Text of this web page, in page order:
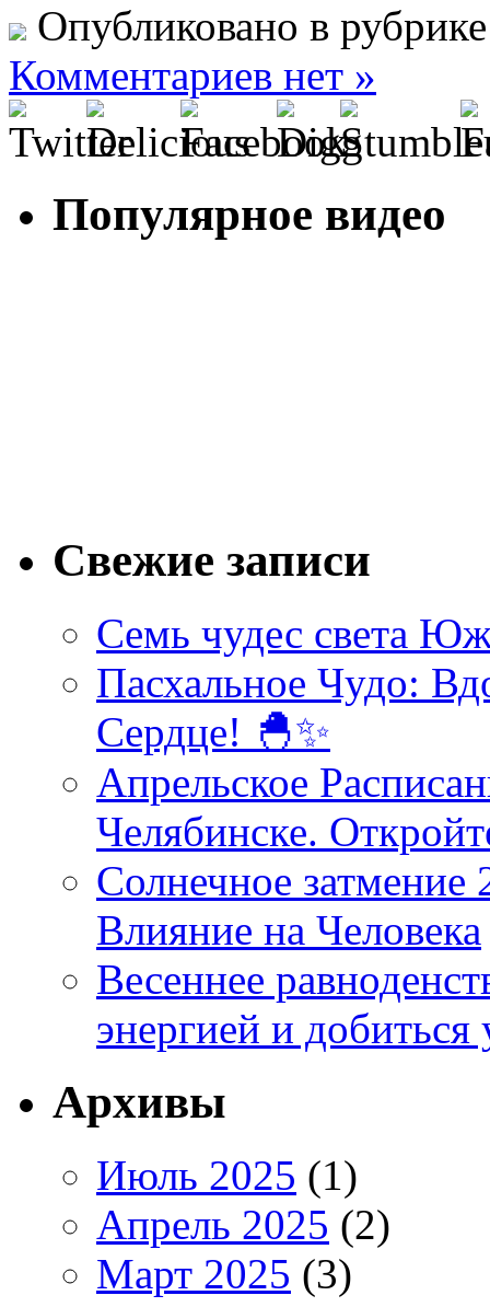
Опубликовано в
Комментариев нет »
Популярное видео
Свежие записи
Семь чудес света
Пасхальное Чудо:
Сердце! 🐣✨
Апрельское
Челябинске.
Солнечное затмение
Влияние на Человека
Весеннее
энергией и добиться
Архивы
Июль 2025 (1)
Апрель 2025 (2)
Март 2025 (3)